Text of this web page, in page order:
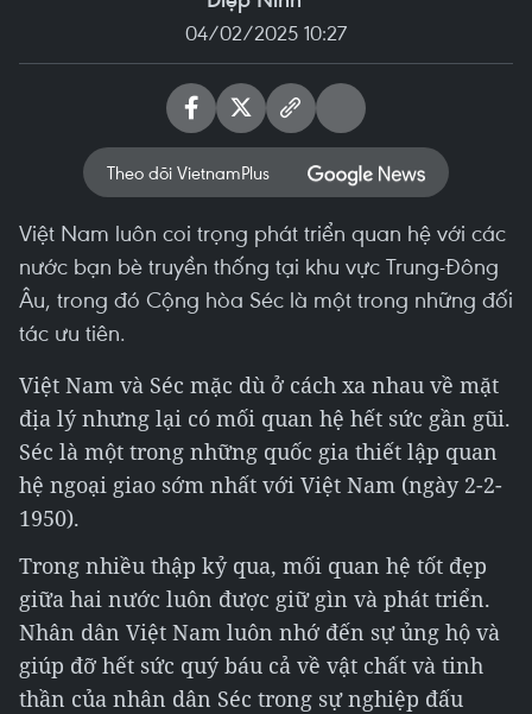
04/02/2025 10:27
Theo dõi VietnamPlus
Việt Nam luôn coi trọng phát triển quan hệ với các
nước bạn bè truyền thống tại khu vực Trung-Đông
Âu, trong đó Cộng hòa Séc là một trong những đối
tác ưu tiên.
Việt Nam và Séc mặc dù ở cách xa nhau về mặt
địa lý nhưng lại có mối quan hệ hết sức gần gũi.
Séc là một trong những quốc gia thiết lập quan
hệ ngoại giao sớm nhất với Việt Nam (ngày 2-2-
1950).
Trong nhiều thập kỷ qua, mối quan hệ tốt đẹp
giữa hai nước luôn được giữ gìn và phát triển.
Nhân dân Việt Nam luôn nhớ đến sự ủng hộ và
giúp đỡ hết sức quý báu cả về vật chất và tinh
thần của nhân dân Séc trong sự nghiệp đấu